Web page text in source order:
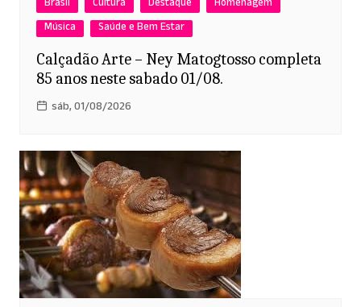
Brasil Cultura Destaque
Homenagem
Música
Saúde e Bem Estar
Calçadão Arte – Ney Matogtosso completa
85 anos neste sabado 01/08.
sáb, 01/08/2026